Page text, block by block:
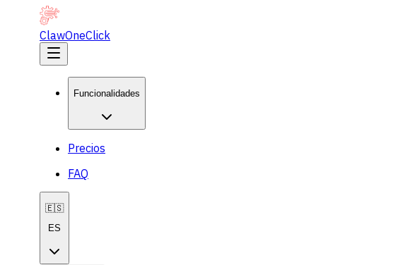
ClawOneClick
Funcionalidades
Precios
FAQ
🇪🇸
ES